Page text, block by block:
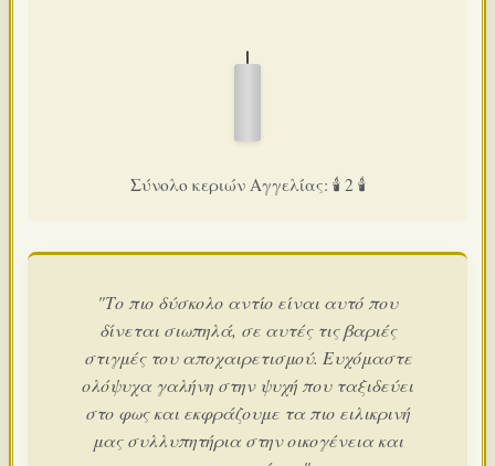
Σύνολο κεριών Αγγελίας: 🕯️ 2 🕯️
"Το πιο δύσκολο αντίο είναι αυτό που
δίνεται σιωπηλά, σε αυτές τις βαριές
στιγμές του αποχαιρετισμού. Ευχόμαστε
ολόψυχα γαλήνη στην ψυχή που ταξιδεύει
στο φως και εκφράζουμε τα πιο ειλικρινή
μας συλλυπητήρια στην οικογένεια και